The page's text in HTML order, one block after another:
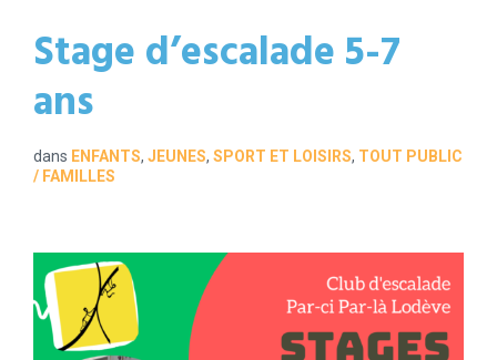
Stage d’escalade 5-7
ans
dans ENFANTS, JEUNES, SPORT ET LOISIRS, TOUT PUBLIC
/ FAMILLES